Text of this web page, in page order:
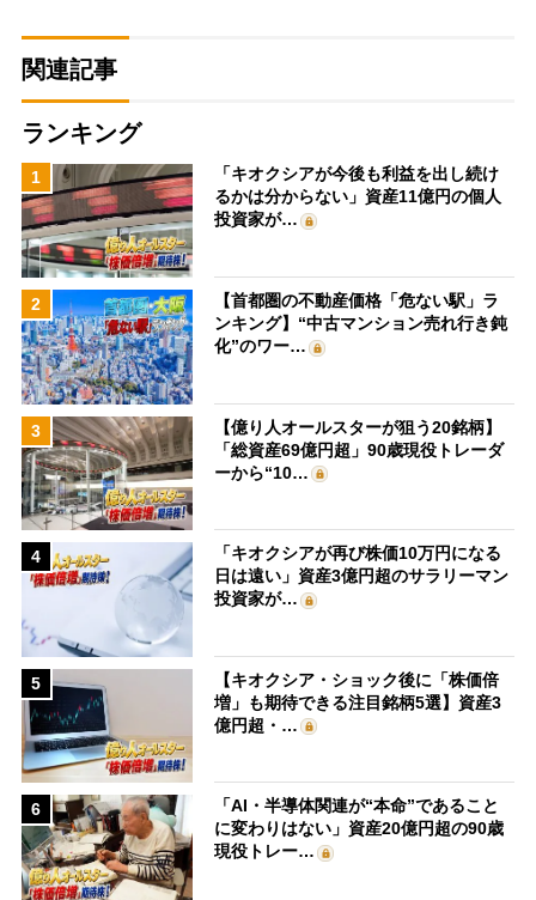
関連記事
ランキング
1
「キオクシアが今後も利益を出し続け
るかは分からない」資産11億円の個人
投資家が…
2
【首都圏の不動産価格「危ない駅」ラ
ンキング】“中古マンション売れ行き鈍
化”のワー…
3
【億り人オールスターが狙う20銘柄】
「総資産69億円超」90歳現役トレーダ
ーから“10…
4
「キオクシアが再び株価10万円になる
日は遠い」資産3億円超のサラリーマン
投資家が…
5
【キオクシア・ショック後に「株価倍
増」も期待できる注目銘柄5選】資産3
億円超・…
6
「AI・半導体関連が“本命”であること
に変わりはない」資産20億円超の90歳
現役トレー…